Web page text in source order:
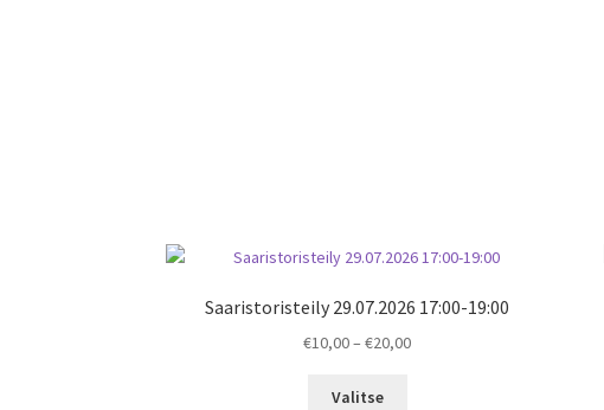
Saaristoristeily 29.07.2026 17:00-19:00
€10,00– €20,00Price
Valitse